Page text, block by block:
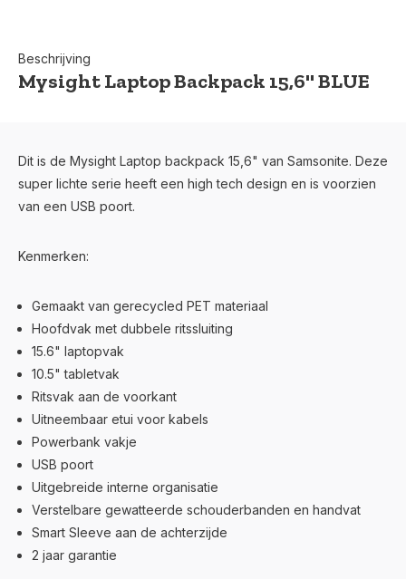
Beschrijving
Mysight Laptop Backpack 15,6'' BLUE
Dit is de Mysight Laptop backpack 15,6" van Samsonite. Deze
super lichte serie heeft een high tech design en is voorzien
van een USB poort.
Kenmerken:
Gemaakt van gerecycled PET materiaal
Hoofdvak met dubbele ritssluiting
15.6" laptopvak
10.5" tabletvak
Ritsvak aan de voorkant
Uitneembaar etui voor kabels
Powerbank vakje
USB poort
Uitgebreide interne organisatie
Verstelbare gewatteerde schouderbanden en handvat
Smart Sleeve aan de achterzijde
2 jaar garantie